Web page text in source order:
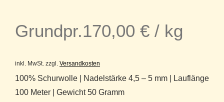
Grundpr.170,00 € / kg
inkl. MwSt. zzgl. Versandkosten
100% Schurwolle | Nadelstärke 4,5 – 5 mm | Lauflänge
100 Meter | Gewicht 50 Gramm